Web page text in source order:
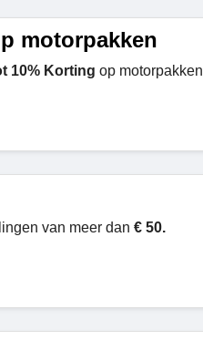
motorpakken
10% Korting op motorpakken
van meer dan € 50.